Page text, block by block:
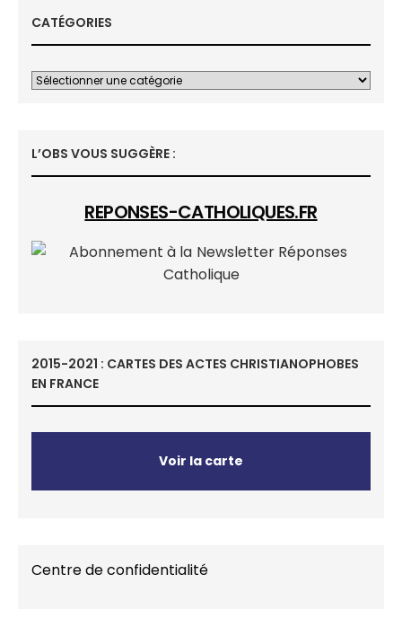
CATÉGORIES
L’OBS VOUS SUGGÈRE :
REPONSES-CATHOLIQUES.FR
2015-2021 : CARTES DES ACTES CHRISTIANOPHOBES
EN FRANCE
Voir la carte
Centre de confidentialité